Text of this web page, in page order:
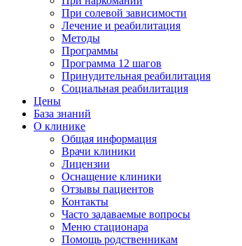
При солевой зависимости
Лечение и реабилитация
Методы
Программы
Программа 12 шагов
Принудительная реабилитация
Социальная реабилитация
Цены
База знаний
О клинике
Общая информация
Врачи клиники
Лицензии
Оснащение клиники
Отзывы пациентов
Контакты
Часто задаваемые вопросы
Меню стационара
Помощь родственникам